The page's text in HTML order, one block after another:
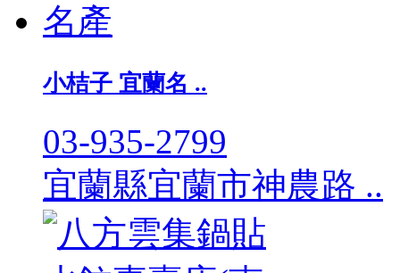
小桔子 宜蘭名 ..
03-935-2799
宜蘭縣宜蘭市神農路 ..